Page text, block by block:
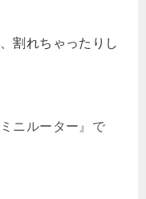
割れちゃったりし
ニルーター』で